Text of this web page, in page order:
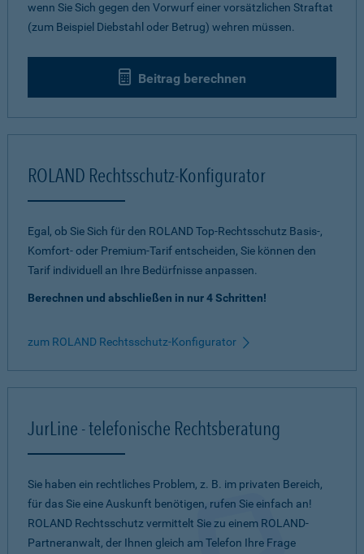
wenn Sie Sich gegen den Vorwurf einer vorsätzlichen Straftat
(zum Beispiel Diebstahl oder Betrug) wehren müssen.
Beitrag berechnen
ROLAND Rechtsschutz-Konfigurator
Egal, ob Sie Sich für den ROLAND Top-Rechtsschutz Basis-,
Komfort- oder Premium-Tarif entscheiden, Sie können den
Tarif individuell an Ihre Bedürfnisse anpassen.
Berechnen und abschließen in nur 4 Schritten!
zum ROLAND Rechtsschutz-Konfigurator
JurLine - telefonische Rechtsberatung
Sie haben ein rechtliches Problem, z. B. im privaten Bereich,
für das Sie eine Auskunft benötigen, rufen Sie einfach an!
ROLAND Rechtsschutz vermittelt Sie zu einem ROLAND-
Partneranwalt, der Ihnen gleich am Telefon Ihre Frage